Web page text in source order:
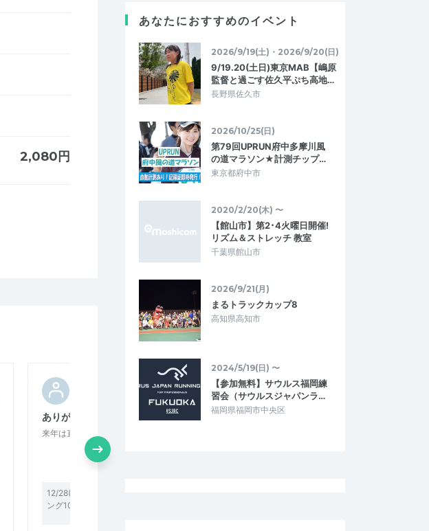
2,080円
4.00
ありがとうございます
来年は直線で走らせてください！
12/28(日)~2025年走り納め~煩悩ランニ
ング108m×108本in大仏山公園
ハマやんか
2025/05/07
楽しい雰囲気の中追い込めた
あなたにおすすめのイベント
2026/9/19(土)・2026/9/20(日)
9/19.20(土日)東京MAB【嶋原
監督と過ごす佐久平ぷち高地…
長野県佐久市
2026/10/25(日)
第79回UPRUN府中多摩川風
の道マラソン★計測チップ…
東京都府中市
2020/2/20(木) 〜
【館山市】第2･4火曜日開催!
リズム＆ストレッチ 教室
千葉県館山市
2026/9/21(月)
まるトラックカップ8
高知県高知市
2024/5/19(日) 〜
【参加無料】サウルス福岡練
習会（サウルスジャパンラ…
福岡県福岡市中央区